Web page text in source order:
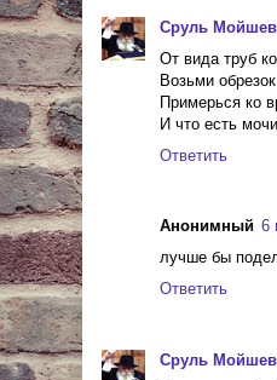
Сруль
От вида труб
Возьми
Примерься ко
И что есть
Ответить
Анонимный 6
лучше бы
Ответить
Сруль